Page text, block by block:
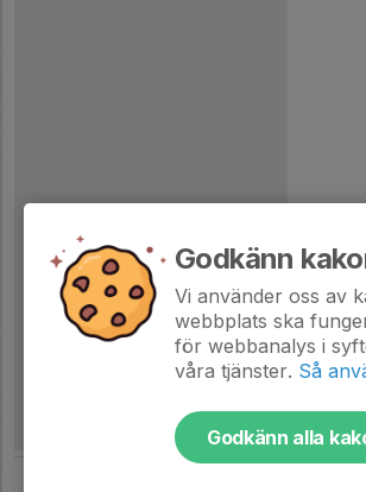
Godkänn
Vi använder oss av
webbplats ska
för webbanalys i
våra tjänster. Så
Godkänn alla